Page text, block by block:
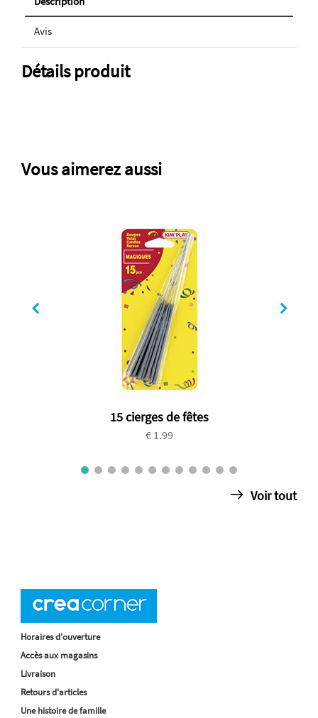
Avis
Détails produit
Vous aimerez aussi
15 cierges de fêtes
€ 1.99
Voir tout
Horaires d'ouverture
Accès aux magasins
Livraison
Retours d'articles
Une histoire de famille